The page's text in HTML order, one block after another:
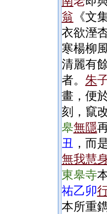
翁 《文
衣欲溼
寒楊柳
清麗有
者。 朱
畫，便
刻，竄
皋無隱
丑 ， 而
無我慧
東皋寺
祐乙卯
本所重